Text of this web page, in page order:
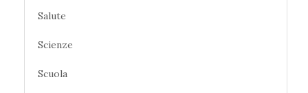
Salute
Scienze
Scuola